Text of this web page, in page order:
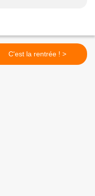
C'est la rentrée ! >